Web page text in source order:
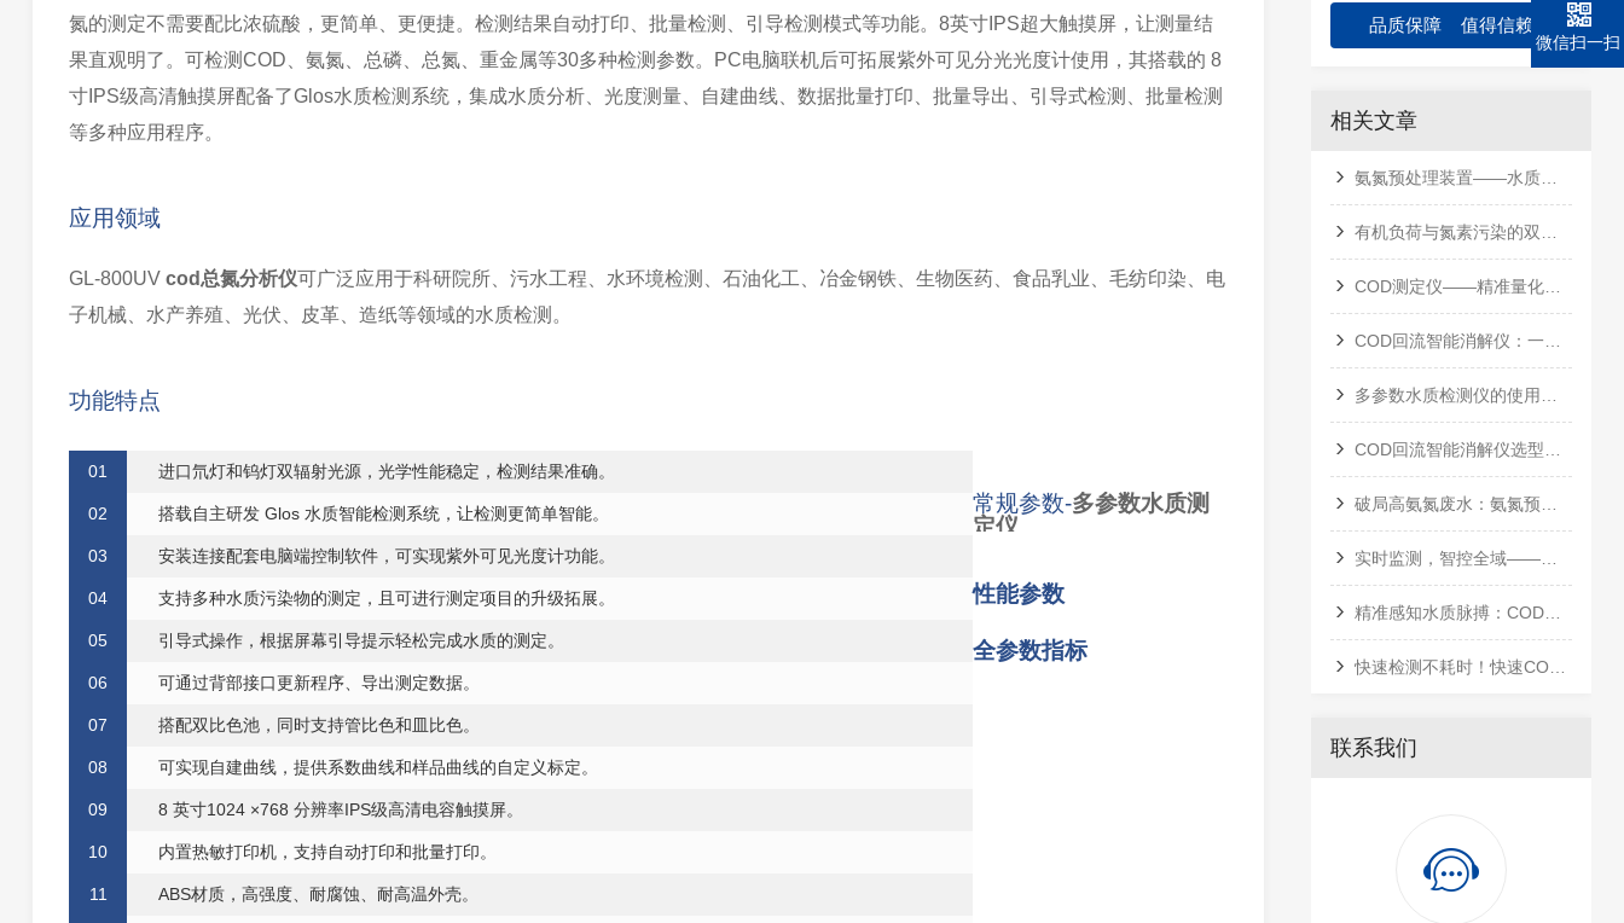
氮的测定不需要配比浓硫酸，更简单、更便捷。检测结果自动打印、批量检测、引导检测模式等功能。8英寸IPS超大触摸屏，让测量结
果直观明了。可检测COD、氨氮、总磷、总氮、重金属等30多种检测参数。PC电脑联机后可拓展紫外可见分光光度计使用，其搭载的 8
寸IPS级⾼清触摸屏配备了Glos水质检测系统，集成水质分析、光度测量、自建曲线、数据批量打印、批量导出、引导式检测、批量检测
等多种应用程序。
应用领域
GL-800UVcod总氮分析仪可广泛应用于科研院所、污水工程、水环境检测、石油化工、冶金钢铁、生物医药、食品乳业、毛纺印染、电
子机械、水产养殖、光伏、皮革、造纸等领域的水质检测。
功能特点
01 进口氘灯和钨灯双辐射光源，光学性能稳定，检测结果准确。
02 搭载自主研发 Glos水质智能检测系统，让检测更简单智能。
03 安装连接配套电脑端控制软件，可实现紫外可见光度计功能。
04 支持多种水质污染物的测定，且可进行测定项目 的升级拓展。
05 引导式操作，根据屏幕引导提示轻松完成水质的测定。
06 可通过背部接口更新程序、导出测定数据。
07 搭配双比色池，同时支持管比色和皿比色。
08 可实现自建曲线，提供系数曲线和样品曲线的自定义标定。
09 8 英寸1024 ×768 分辨率IPS级高清电容触摸屏。
10 内置热敏打印机 ，支持自动打印和批量打印。
11 ABS材质，高强度、耐腐蚀、耐高温外壳。
常规参数-多参数水质测
定仪
性能参数
全参数指标
品质保障 值得信赖
相关文章
联系我们
微信扫一扫